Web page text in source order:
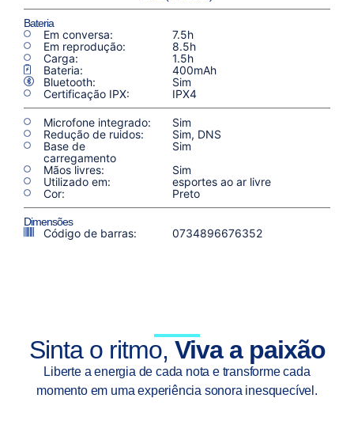
Bateria
Em conversa:
7.5h
Em reprodução:
8.5h
Carga:
1.5h
Bateria:
400mAh
Bluetooth:
Sim
Certificação IPX:
IPX4
Microfone integrado:
Sim
Redução de ruidos:
Sim, DNS
Base de
carregamento
Sim
Mãos livres:
Sim
Utilizado em:
esportes ao ar livre
Cor:
Preto
Dimensões
Código de barras: 0734896676352
Sinta o ritmo, Viva a paixão
Liberte a energia de cada nota e transforme cada
momento em uma experiência sonora inesquecível.